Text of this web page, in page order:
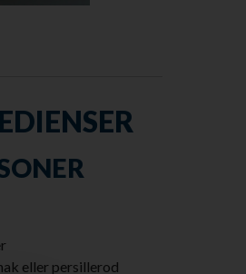
eller persillerod